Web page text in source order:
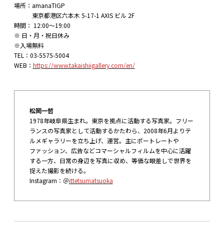
場所：amanaTIGP
東京都港区六本木 5-17-1 AXIS ビル 2F
時間： 12:00～19:00
※ 日・月・祝日休み
※入場無料
TEL：03-5575-5004
WEB： https://www.takaishiigallery.com/en/
松岡一哲
1978年岐阜県生まれ。東京を拠点に活動する写真家。フリー
ランスの写真家として活動するかたわら、2008年6月よりテ
ルメギャラリーを立ち上げ、運営。主にポートレートや
ファッション、広告などコマーシャルフィルムを中心に活躍
する一方、日常の身辺を写真に収め、等価な眼差しで世界を
捉えた撮影を続ける。
Instagram：＠ittetsumatsuoka